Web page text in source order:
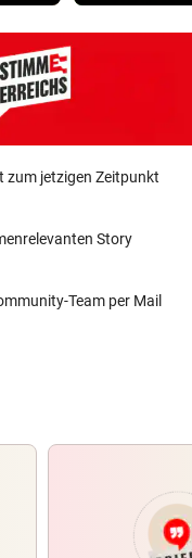
zum jetzigen Zeitpunkt
Story
Team per Mail